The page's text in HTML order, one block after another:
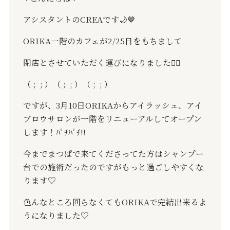
アシスタントのCREAです🌙🤎
ORIKA一階のカフェが2/25日をもちまして
閉店とさせていただく運びになりました🙇‍♀️
（ ; ; ）（ ; ; ）（ ; ; ）
ですが、3月10日ORIKAからアイラッシュ、アイ
ブロウサロンが一階をリニューアルしてオープン
します！ﾊﾟﾁﾊﾟﾁ‼️
今までまつぱで来てくださってた方はシャンプー
台での施術だったのですがもっと過ごしやすくな
ります♡
色んなところ回らなくてもORIKAで完結出来るよ
うになりました♡